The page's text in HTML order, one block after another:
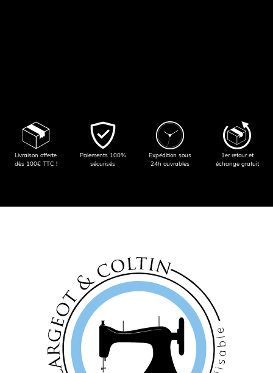
Livraison offerte
dès 100€ TTC !
Paiements 100%
sécurisés
Expédition sous
24h ouvrables
1er retour et
échange gratuit